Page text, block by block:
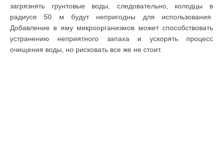
загрязнять грунтовые воды, следовательно, колодцы в
радиусе 50 м будут непригодны для использования.
Добавление в яму микроорганизмов может способствовать
устранению неприятного запаха и ускорять процесс
очищения воды, но рисковать все же не стоит.